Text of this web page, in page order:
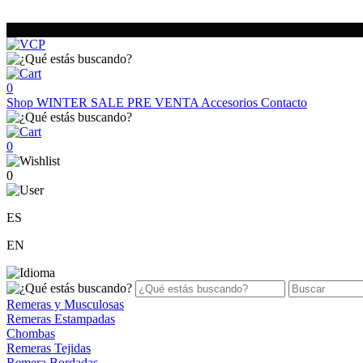
0
Shop WINTER SALE PRE VENTA Accesorios Contacto
0
0
ES
EN
Remeras y Musculosas
Remeras Estampadas
Chombas
Remeras Tejidas